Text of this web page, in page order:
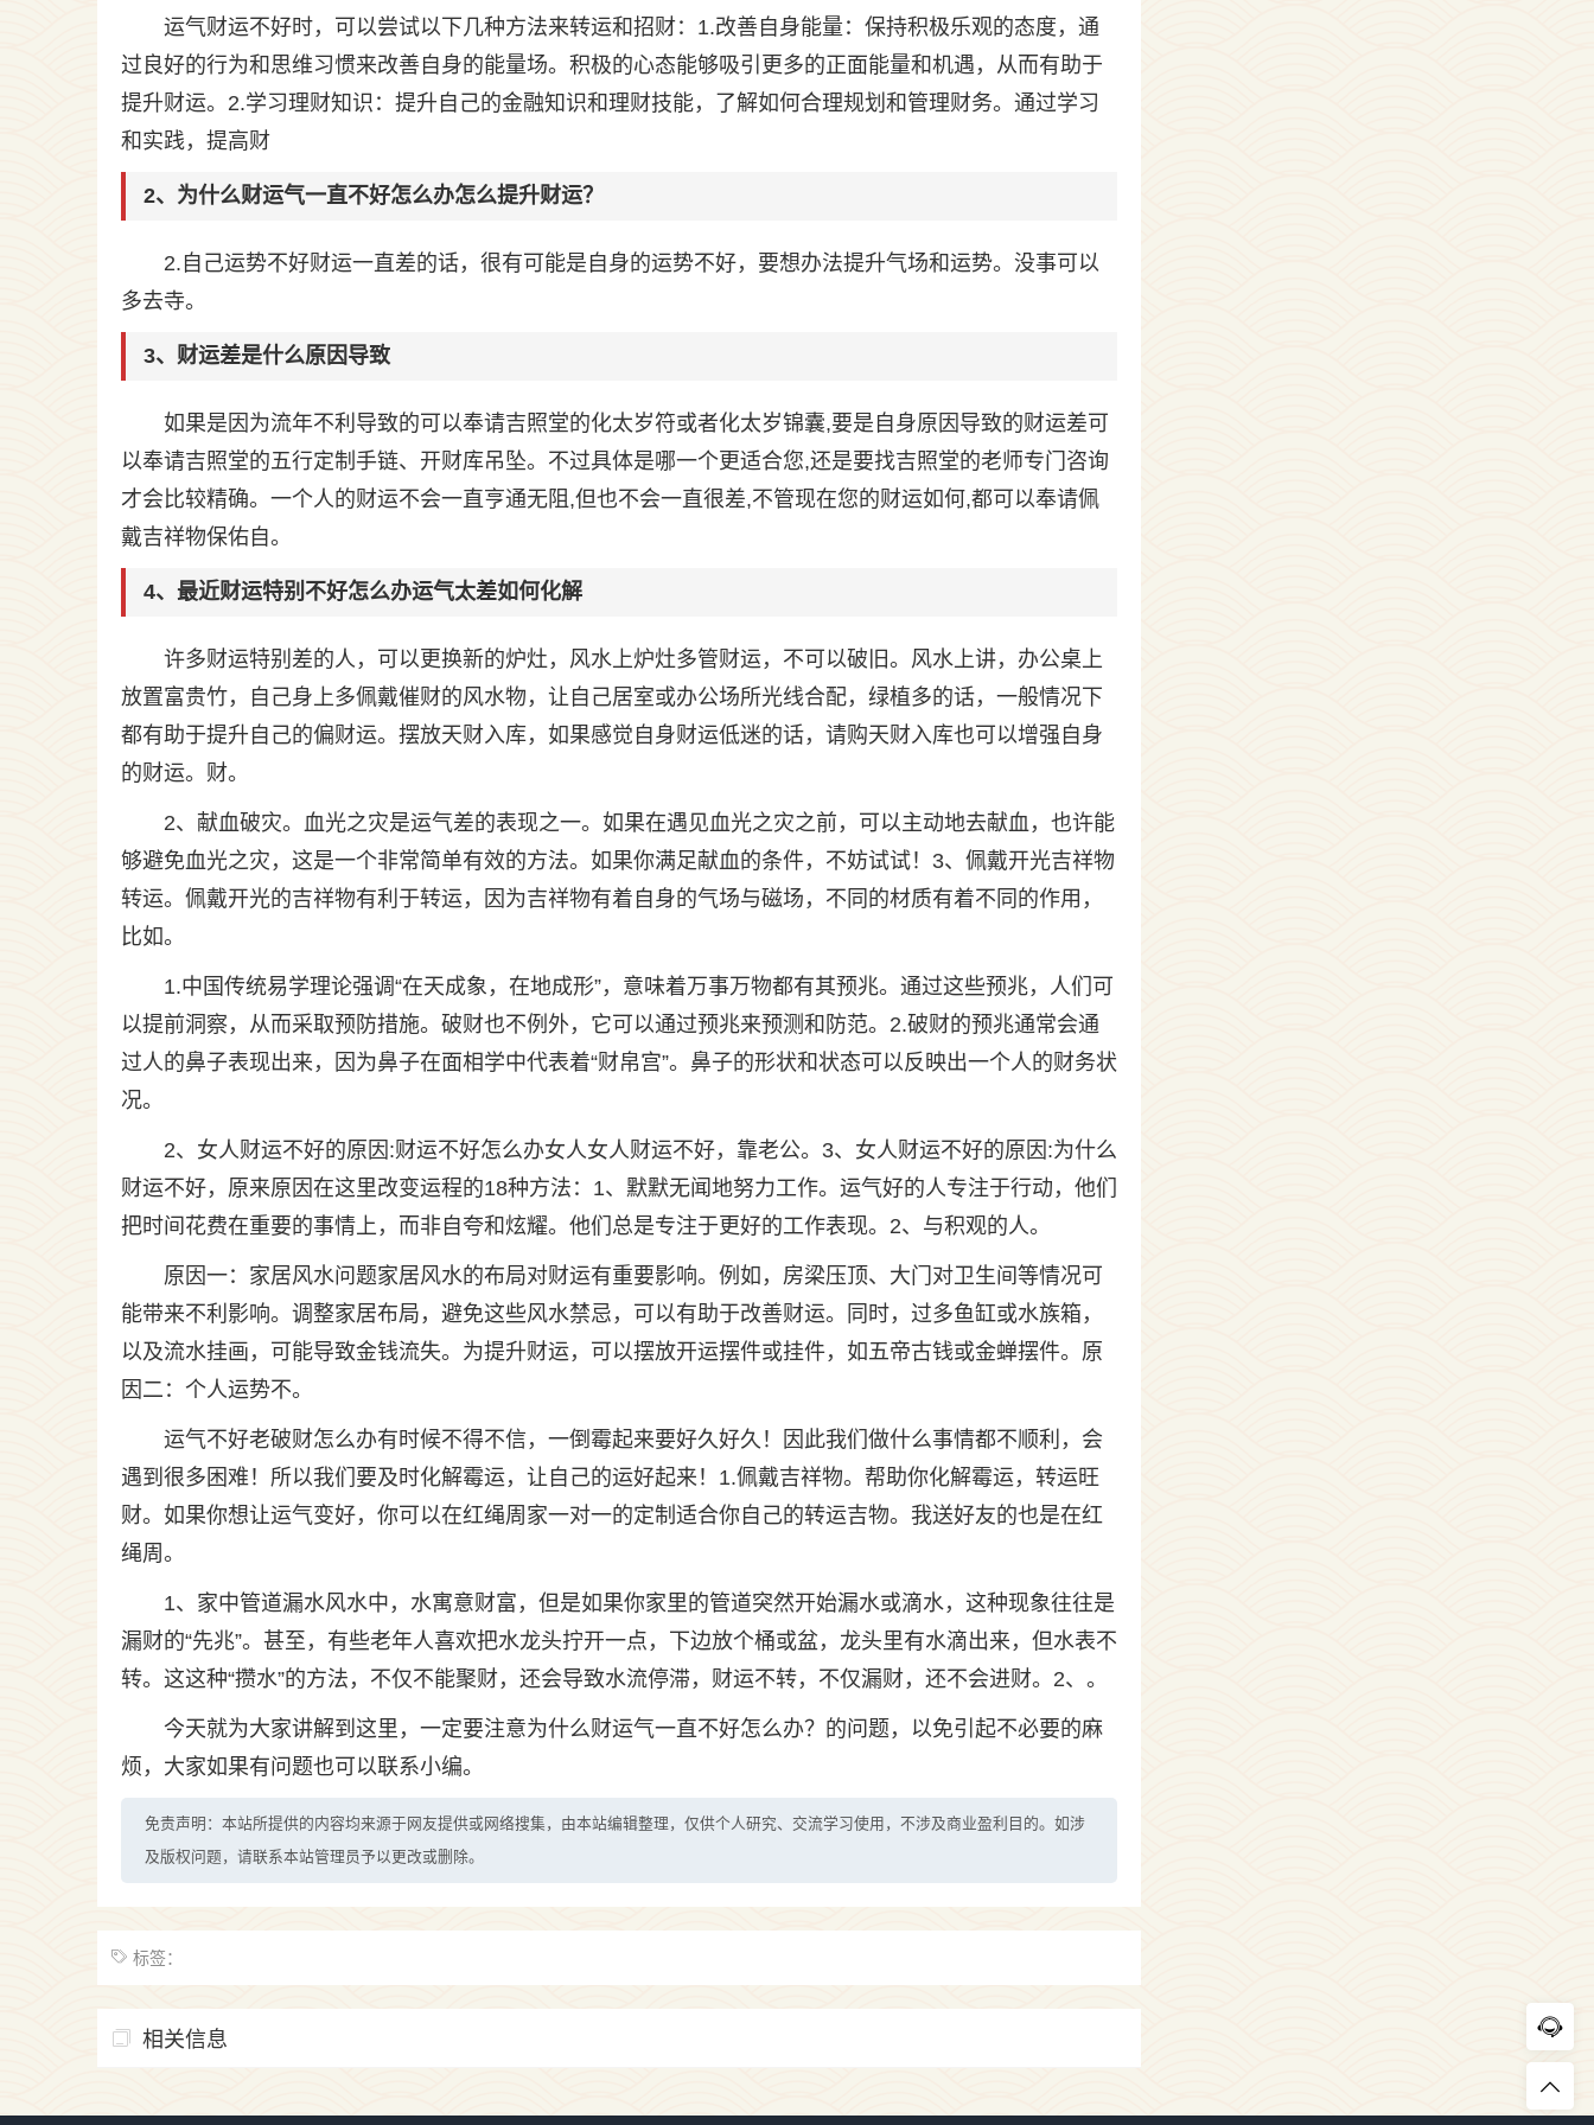
运气财运不好时，可以尝试以下几种方法来转运和招财：1.改善自身能量：保持积极乐观的态度，通
过良好的行为和思维习惯来改善自身的能量场。积极的心态能够吸引更多的正面能量和机遇，从而有助于
提升财运。2.学习理财知识：提升自己的金融知识和理财技能，了解如何合理规划和管理财务。通过学习
和实践，提高财
2、为什么财运气一直不好怎么办怎么提升财运？
2.自己运势不好财运一直差的话，很有可能是自身的运势不好，要想办法提升气场和运势。没事可以
多去寺。
3、财运差是什么原因导致
如果是因为流年不利导致的可以奉请吉照堂的化太岁符或者化太岁锦囊,要是自身原因导致的财运差可
以奉请吉照堂的五行定制手链、开财库吊坠。不过具体是哪一个更适合您,还是要找吉照堂的老师专门咨询
才会比较精确。一个人的财运不会一直亨通无阻,但也不会一直很差,不管现在您的财运如何,都可以奉请佩
戴吉祥物保佑自。
4、最近财运特别不好怎么办运气太差如何化解
许多财运特别差的人，可以更换新的炉灶，风水上炉灶多管财运，不可以破旧。风水上讲，办公桌上
放置富贵竹，自己身上多佩戴催财的风水物，让自己居室或办公场所光线合配，绿植多的话，一般情况下
都有助于提升自己的偏财运。摆放天财入库，如果感觉自身财运低迷的话，请购天财入库也可以增强自身
的财运。财。
2、献血破灾。血光之灾是运气差的表现之一。如果在遇见血光之灾之前，可以主动地去献血，也许能
够避免血光之灾，这是一个非常简单有效的方法。如果你满足献血的条件，不妨试试！3、佩戴开光吉祥物
转运。佩戴开光的吉祥物有利于转运，因为吉祥物有着自身的气场与磁场，不同的材质有着不同的作用，
比如。
1.中国传统易学理论强调“在天成象，在地成形”，意味着万事万物都有其预兆。通过这些预兆，人们可
以提前洞察，从而采取预防措施。破财也不例外，它可以通过预兆来预测和防范。2.破财的预兆通常会通
过人的鼻子表现出来，因为鼻子在面相学中代表着“财帛宫”。鼻子的形状和状态可以反映出一个人的财务状
况。
2、女人财运不好的原因:财运不好怎么办女人女人财运不好，靠老公。3、女人财运不好的原因:为什么
财运不好，原来原因在这里改变运程的18种方法：1、默默无闻地努力工作。运气好的人专注于行动，他们
把时间花费在重要的事情上，而非自夸和炫耀。他们总是专注于更好的工作表现。2、与积观的人。
原因一：家居风水问题家居风水的布局对财运有重要影响。例如，房梁压顶、大门对卫生间等情况可
能带来不利影响。调整家居布局，避免这些风水禁忌，可以有助于改善财运。同时，过多鱼缸或水族箱，
以及流水挂画，可能导致金钱流失。为提升财运，可以摆放开运摆件或挂件，如五帝古钱或金蝉摆件。原
因二：个人运势不。
运气不好老破财怎么办有时候不得不信，一倒霉起来要好久好久！因此我们做什么事情都不顺利，会
遇到很多困难！所以我们要及时化解霉运，让自己的运好起来！1.佩戴吉祥物。帮助你化解霉运，转运旺
财。如果你想让运气变好，你可以在红绳周家一对一的定制适合你自己的转运吉物。我送好友的也是在红
绳周。
1、家中管道漏水风水中，水寓意财富，但是如果你家里的管道突然开始漏水或滴水，这种现象往往是
漏财的“先兆”。甚至，有些老年人喜欢把水龙头拧开一点，下边放个桶或盆，龙头里有水滴出来，但水表不
转。这这种“攒水”的方法，不仅不能聚财，还会导致水流停滞，财运不转，不仅漏财，还不会进财。2、。
今天就为大家讲解到这里，一定要注意为什么财运气一直不好怎么办？的问题，以免引起不必要的麻
烦，大家如果有问题也可以联系小编。
免责声明：本站所提供的内容均来源于网友提供或网络搜集，由本站编辑整理，仅供个人研究、交流学习使用，不涉及商业盈利目的。如涉
及版权问题，请联系本站管理员予以更改或删除。
标签：
相关信息